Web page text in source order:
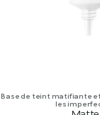
Base de teint matifiante
les